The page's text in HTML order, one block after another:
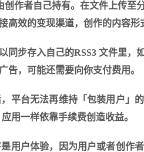
作者自己持有。在文件上传至
效的变现渠道，创作的内容形
步存入自己的RSS3 文件里，
告，可能还需要向你支付费用。
平台无法再维持「包装用户」
用一样依靠手续费创造收益。
用户体验，因为用户或者创作